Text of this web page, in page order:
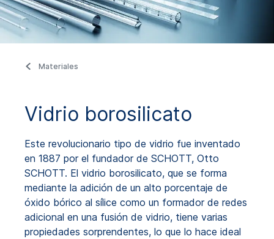
Materiales
Vidrio borosilicato
Este revolucionario tipo de vidrio fue inventado
en 1887 por el fundador de SCHOTT, Otto
SCHOTT. El vidrio borosilicato, que se forma
mediante la adición de un alto porcentaje de
óxido bórico al sílice como un formador de redes
adicional en una fusión de vidrio, tiene varias
propiedades sorprendentes, lo que lo hace ideal